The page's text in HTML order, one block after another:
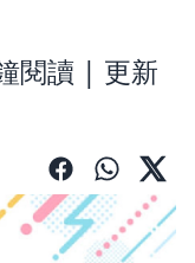
閱讀 | 更新